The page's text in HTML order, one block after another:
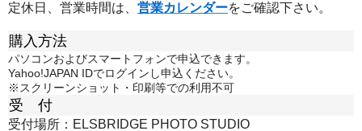
定休日、営業時間は、 営業カレンダーをご確認下さい。
購入方法
パソコンおよびスマートフォンで申込できます。
Yahoo!JAPAN IDでログインし申込ください。
※スクリーンショット・印刷等での利用不可
受 付
受付場所：ELSBRIDGE PHOTO STUDIO